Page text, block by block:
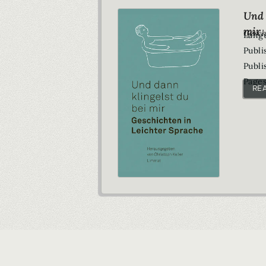
mir